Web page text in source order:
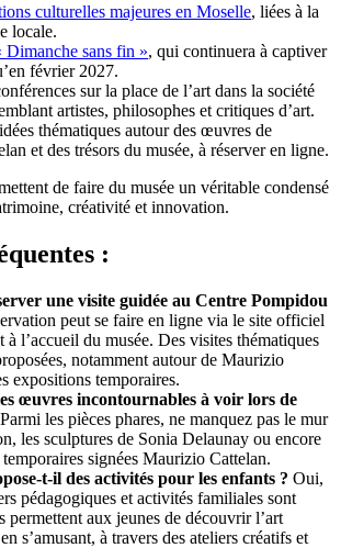
culturelles majeures en Moselle, liées à la
locale.
Dimanche sans fin », qui continuera à captiver
février 2027.
sur la place de l’art dans la société
artistes, philosophes et critiques d’art.
thématiques autour des œuvres de
et des trésors du musée, à réserver en ligne.
de faire du musée un véritable condensé
créativité et innovation.
:
une visite guidée au Centre Pompidou
peut se faire en ligne via le site officiel
à l’accueil du musée. Des visites thématiques
notamment autour de Maurizio
expositions temporaires.
œuvres incontournables à voir lors de
Parmi les pièces phares, ne manquez pas le mur
les sculptures de Sonia Delaunay ou encore
signées Maurizio Cattelan.
t-il des activités pour les enfants ? Oui,
pédagogiques et activités familiales sont
permettent aux jeunes de découvrir l’art
s’amusant, à travers des ateliers créatifs et